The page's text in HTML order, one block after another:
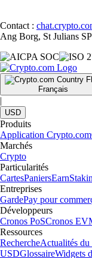
Contact :
Ang Borg, St Julians
Français
|
USD
Produits
Application Crypto.com
Marchés
Crypto
Particularités
CartesPaniersEarn
Entreprises
GardePay pour
Développeurs
Cronos PoSCronos
Ressources
RechercheActualités du
USDGlossaireWidgets